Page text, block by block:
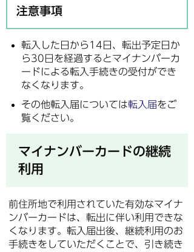
注意事項
転入した日から14日、転出予定日か
ら30日を経過するとマイナンバーカ
ードによる転入手続きの受付ができ
なくなります。
その他転入届については転入届をご
覧ください。
マイナンバーカードの継続
利用
前住所地で利用されていた有効なマイナ
ンバーカードは、転出に伴い利用できな
くなります。転入届出後、継続利用のお
手続きをしていただくことで、引き続き